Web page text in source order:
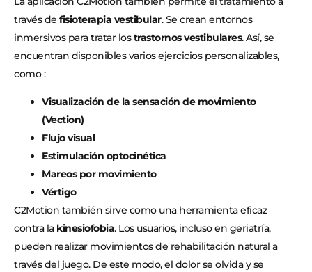
través de fisioterapia vestibular. Se crean entornos
inmersivos para tratar lostrastornos vestibulares. Así, se
encuentran disponibles varios ejercicios personalizables,
como :
Visualización de la sensación de movimiento
(Vection)
Flujo visual
Estimulación optocinética
Mareos por movimiento
Vértigo
C2Motion también sirve como una herramienta eficaz
contra la kinesiofobia. Los usuarios, incluso en geriatría,
pueden realizar movimientos de rehabilitación natural a
través del juego. De este modo, el dolor se olvida y se